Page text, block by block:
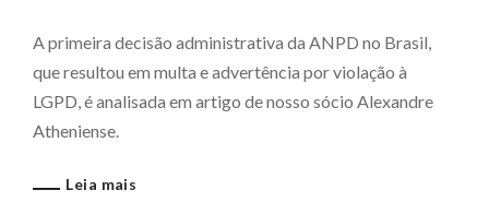
A primeira decisão administrativa da ANPD no Brasil,
que resultou em multa e advertência por violação à
LGPD, é analisada em artigo de nosso sócio Alexandre
Atheniense.
Leia mais